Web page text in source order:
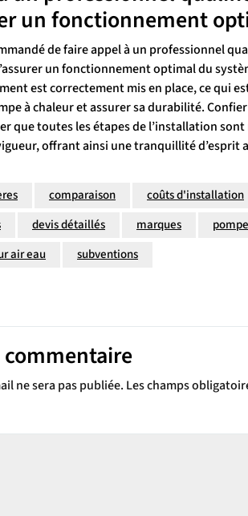
un fonctionnement
de faire appel à un professionnel
un fonctionnement optimal du
est correctement mis en place, ce qui
à chaleur et assurer sa durabilité.
que toutes les étapes de l’installation
offrant ainsi une tranquillité d’esprit
comparaison coûts d'installation
devis détaillés marques
air eau
subventions
commentaire
ne sera pas publiée. Les champs